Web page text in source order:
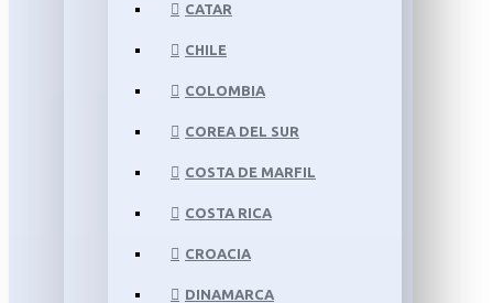
CATAR
CHILE
COLOMBIA
COREA DEL SUR
COSTA DE MARFIL
COSTA RICA
CROACIA
DINAMARCA